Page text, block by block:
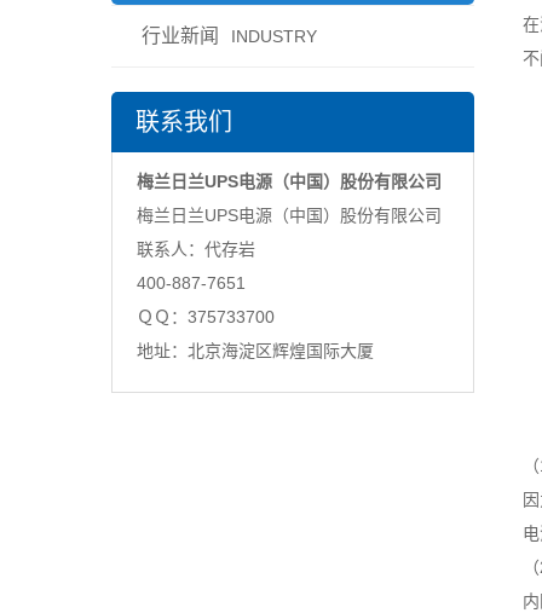
行业新闻 INDUSTRY
联系我们
梅兰日兰UPS电源（中国）股份有限公司
梅兰日兰UPS电源（中国）股份有限公司
联系人：代存岩
400-887-7651
ＱＱ：375733700
地址：北京海淀区辉煌国际大厦